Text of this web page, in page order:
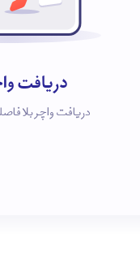
دریافت
دریافت واچر